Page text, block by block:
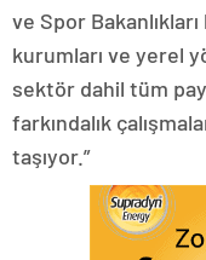
ve Spor
kurumları ve yerel
sektör dahil tüm
farkındalık
taşıyor.”